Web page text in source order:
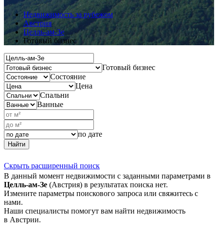
Недвижимость за рубежом
Австрия
Целль-ам-Зе
Готовый бизнес
Готовый бизнес
Состояние
Цена
Спальни
Ванные
по дате
Найти
Скрыть расширенный поиск
В данный момент недвижимости с заданными параметрами в
Целль-ам-Зе (Австрия) в результатах поиска нет.
Измените параметры поискового запроса или свяжитесь с
нами.
Наши специалисты помогут вам найти недвижимость
в Австрии.